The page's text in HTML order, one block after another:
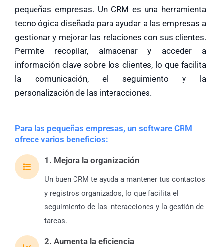
pequeñas empresas. Un CRM es una herramienta
tecnológica diseñada para ayudar a las empresas a
gestionar y mejorar las relaciones con sus clientes.
Permite recopilar, almacenar y acceder a
información clave sobre los clientes, lo que facilita
la comunicación, el seguimiento y la
personalización de las interacciones.
Para las pequeñas empresas, un software CRM
ofrece varios beneficios:
1. Mejora la organización
Un buen CRM te ayuda a mantener tus contactos
y registros organizados, lo que facilita el
seguimiento de las interacciones y la gestión de
tareas.
2. Aumenta la eficiencia